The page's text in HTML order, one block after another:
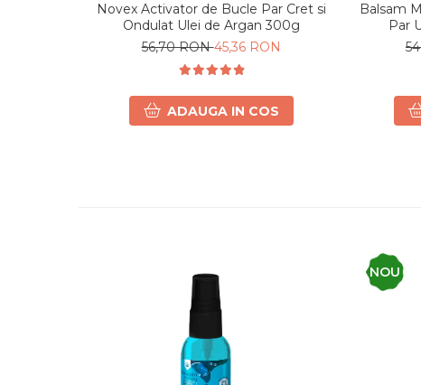
Novex Activator de Bucle Par Cret si
Ondulat Ulei de Argan 300g
56,70 RON45,36 RON
ADAUGA IN COS
Balsam
Par
NOU